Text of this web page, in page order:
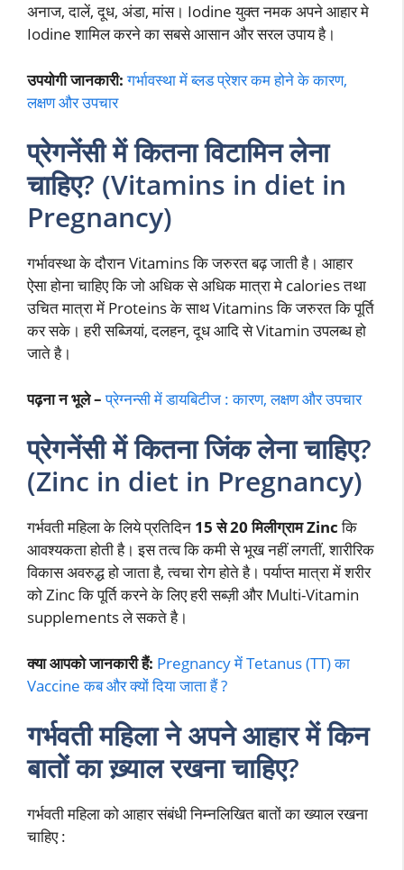
अनाज, दालें, दूध, अंडा, मांस। Iodine युक्त नमक अपने आहार मे
Iodine शामिल करने का सबसे आसान और सरल उपाय है।
उपयोगी जानकारी: गर्भावस्था में ब्लड प्रेशर कम होने के कारण,
लक्षण और उपचार
प्रेगनेंसी में कितना विटामिन लेना
चाहिए? (Vitamins in diet in
Pregnancy)
गर्भावस्था के दौरान Vitamins कि जरुरत बढ़ जाती है। आहार
ऐसा होना चाहिए कि जो अधिक से अधिक मात्रा मे calories तथा
उचित मात्रा में Proteins के साथ Vitamins कि जरुरत कि पूर्ति
कर सके। हरी सब्जियां, दलहन, दूध आदि से Vitamin उपलब्ध हो
जाते है।
पढ़ना न भूले – प्रेग्नन्सी में डायबिटीज : कारण, लक्षण और उपचार
प्रेगनेंसी में कितना जिंक लेना चाहिए?
(Zinc in diet in Pregnancy)
गर्भवती महिला के लिये प्रतिदिन 15 से 20 मिलीग्राम Zincकि
आवश्यकता होती है। इस तत्व कि कमी से भूख नहीं लगतीं, शारीरिक
विकास अवरुद्ध हो जाता है, त्वचा रोग होते है। पर्याप्त मात्रा में शरीर
को Zinc कि पूर्ति करने के लिए हरी सब्ज़ी और Multi-Vitamin
supplements ले सकते है।
क्या आपको जानकारी हैं: Pregnancy में Tetanus (TT) का
Vaccine कब और क्यों दिया जाता हैं ?
गर्भवती महिला ने अपने आहार में किन
बातों का ख़्याल रखना चाहिए?
गर्भवती महिला को आहार संबंधी निम्नलिखित बातों का ख्याल रखना
चाहिए :